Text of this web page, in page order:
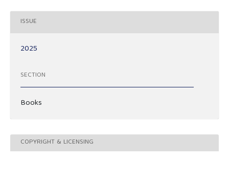
ISSUE
2025
SECTION
Books
COPYRIGHT & LICENSING